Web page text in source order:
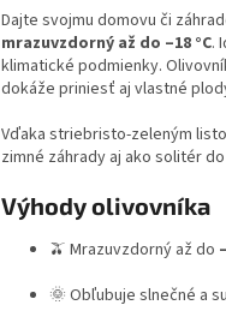
Dajte svojmu domovu či
mrazuvzdorný až do –18 °C.
klimatické podmienky.
dokáže priniesť aj vlastné
Vďaka striebristo-zeleným
zimné záhrady aj ako solitér
Výhody olivovníka
🫒 Mrazuvzdorný až do
🌞 Obľubuje slnečné a